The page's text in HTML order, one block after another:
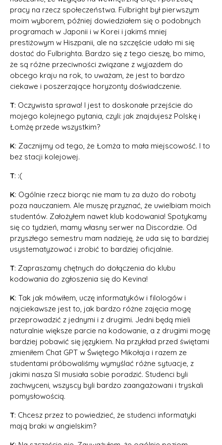
pracy na rzecz społeczeństwa. Fulbright był pierwszym
moim wyborem, później dowiedziałem się o podobnych
programach w Japonii i w Korei i jakimś mniej
prestiżowym w Hiszpanii, ale na szczęście udało mi się
dostać do Fulbrighta. Bardzo się z tego cieszę, bo mimo,
że są różne przeciwności związane z wyjazdem do
obcego kraju na rok, to uważam, że jest to bardzo
ciekawe i poszerzające horyzonty doświadczenie.
T: Oczywista sprawa! I jest to doskonałe przejście do
mojego kolejnego pytania, czyli: jak znajdujesz Polskę i
Łomżę przede wszystkim?
K: Zacznijmy od tego, że Łomża to mała miejscowość. I to
bez stacji kolejowej.
T: :(
K: Ogólnie rzecz biorąc nie mam tu za dużo do roboty
poza nauczaniem. Ale muszę przyznać, że uwielbiam moich
studentów. Założyłem nawet klub kodowania! Spotykamy
się co tydzień, mamy własny serwer na Discordzie. Od
przyszłego semestru mam nadzieję, że uda się to bardziej
usystematyzować i zrobić to bardziej oficjalnie.
T: Zapraszamy chętnych do dołączenia do klubu
kodowania do zgłoszenia się do Kevina!
K: Tak jak mówiłem, uczę informatyków i filologów i
najciekawsze jest to, jak bardzo różne zajęcia mogę
przeprowadzić z jednymi i z drugimi. Jedni będą mieli
naturalnie większe parcie na kodowanie, a z drugimi mogę
bardziej pobawić się językiem. Na przykład przed świętami
zmieniłem Chat GPT w Świętego Mikołaja i razem ze
studentami próbowaliśmy wymyślać różne sytuacje, z
jakimi nasza SI musiała sobie poradzić. Studenci byli
zachwyceni, wszyscy byli bardzo zaangażowani i tryskali
pomysłowością.
T: Chcesz przez to powiedzieć, że studenci informatyki
mają braki w angielskim?